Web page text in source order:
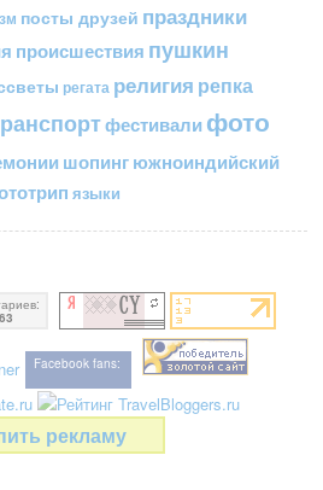
посты друзей праздники
происшествия пушкин
регата религия репка
фестивали фото
шопингюжноиндийский
языки
Facebook fans:
рекламу